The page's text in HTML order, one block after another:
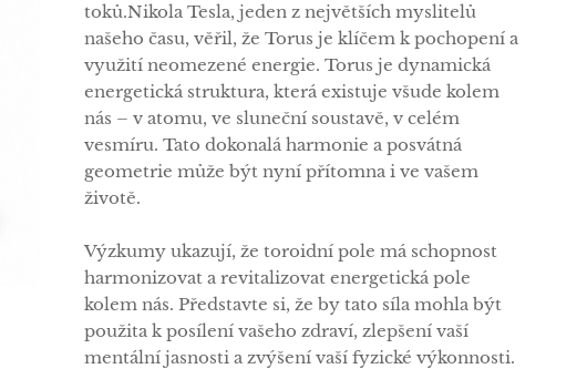
toků.Nikola Tesla, jeden z největších myslitelů
našeho času, věřil, že Torus je klíčem k pochopení a
využití neomezené energie. Torus je dynamická
energetická struktura, která existuje všude kolem
nás – v atomu, ve sluneční soustavě, v celém
vesmíru. Tato dokonalá harmonie a posvátná
geometrie může být nyní přítomna i ve vašem
životě.
Výzkumy ukazují, že toroidní pole má schopnost
harmonizovat a revitalizovat energetická pole
kolem nás. Představte si, že by tato síla mohla být
použita k posílení vašeho zdraví, zlepšení vaší
mentální jasnosti a zvýšení vaší fyzické výkonnosti.